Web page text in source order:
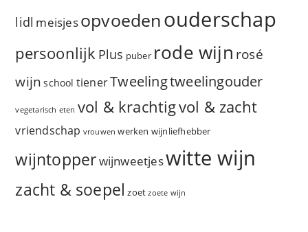
lidl meisjesopvoedenouderschap
persoonlijk Plus puber rode wijn rosé
wijn school tienerTweelingtweelingouder
vegetarisch eten vol & krachtigvol & zacht
vriendschap vrouwen werken wijnliefhebber
wijntopperwijnweetjeswitte wijn
zacht & soepel zoet zoete wijn